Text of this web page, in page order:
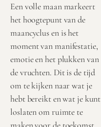
Een volle maan markeert
het hoogtepunt van de
maancyclus en is het
moment van manifestatie,
emotie en het plukken van
de vruchten. Dit is de tijd
om te kijken naar wat je
hebt bereikt en wat je kunt
loslaten om ruimte te